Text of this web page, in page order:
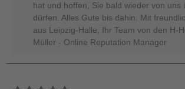
hat und hoffen, Sie bald wieder von uns
dürfen. Alles Gute bis dahin. Mit
aus Leipzig-Halle, Ihr Team von den H-
Müller - Online Reputation Manager